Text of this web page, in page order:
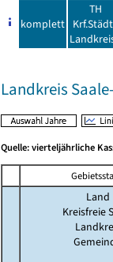
komplett
TH
Landkreis
Quelle: vierteljährliche
Land
Kreisfreie